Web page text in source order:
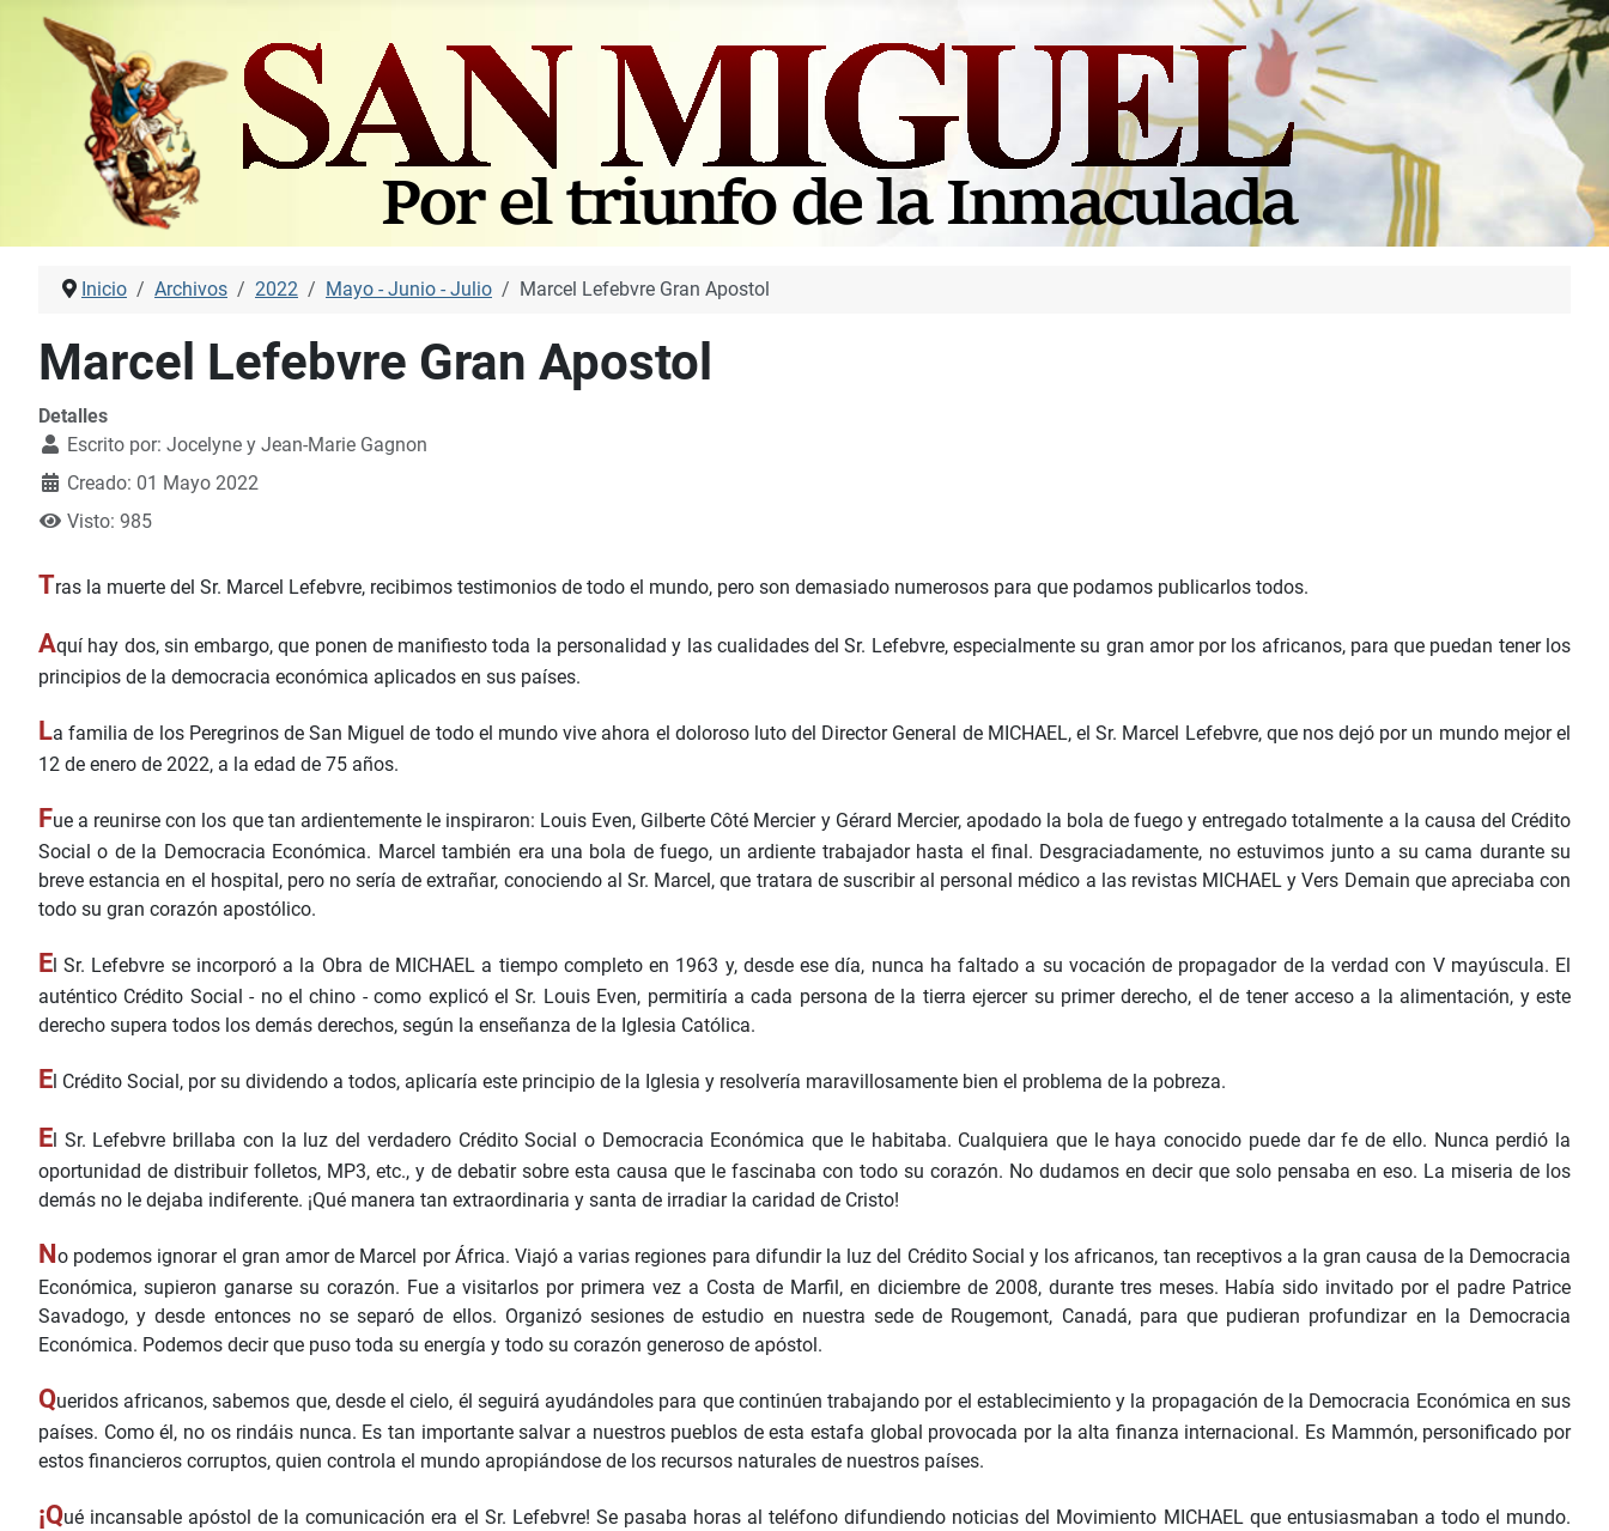
Inicio Archivos 2022 Mayo - Junio - Julio Marcel Lefebvre Gran Apostol
Marcel Lefebvre Gran Apostol
Detalles
Escrito por: Jocelyne y Jean-Marie Gagnon
Creado: 01 Mayo 2022
Visto: 985
Tras la muerte del Sr. Marcel Lefebvre, recibimos testimonios de todo el mundo, pero son demasiado numerosos para que podamos publicarlos todos.
Aquí hay dos, sin embargo, que ponen de manifiesto toda la personalidad y las cualidades del Sr. Lefebvre, especialmente su gran amor por los africanos, para que puedan tener los
principios de la democracia económica aplicados en sus países.
La familia de los Peregrinos de San Miguel de todo el mundo vive ahora el doloroso luto del Director General de MICHAEL, el Sr. Marcel Lefebvre, que nos dejó por un mundo mejor el
12 de enero de 2022, a la edad de 75 años.
Fue a reunirse con los que tan ardientemente le inspiraron: Louis Even, Gilberte Côté Mercier y Gérard Mercier, apodado la bola de fuego y entregado totalmente a la causa del Crédito
Social o de la Democracia Económica. Marcel también era una bola de fuego, un ardiente trabajador hasta el final. Desgraciadamente, no estuvimos junto a su cama durante su
breve estancia en el hospital, pero no sería de extrañar, conociendo al Sr. Marcel, que tratara de suscribir al personal médico a las revistas MICHAEL y Vers Demain que apreciaba con
todo su gran corazón apostólico.
El Sr. Lefebvre se incorporó a la Obra de MICHAEL a tiempo completo en 1963 y, desde ese día, nunca ha faltado a su vocación de propagador de la verdad con V mayúscula. El
auténtico Crédito Social - no el chino - como explicó el Sr. Louis Even, permitiría a cada persona de la tierra ejercer su primer derecho, el de tener acceso a la alimentación, y este
derecho supera todos los demás derechos, según la enseñanza de la Iglesia Católica.
El Crédito Social, por su dividendo a todos, aplicaría este principio de la Iglesia y resolvería maravillosamente bien el problema de la pobreza.
El Sr. Lefebvre brillaba con la luz del verdadero Crédito Social o Democracia Económica que le habitaba. Cualquiera que le haya conocido puede dar fe de ello. Nunca perdió la
oportunidad de distribuir folletos, MP3, etc., y de debatir sobre esta causa que le fascinaba con todo su corazón. No dudamos en decir que solo pensaba en eso. La miseria de los
demás no le dejaba indiferente. ¡Qué manera tan extraordinaria y santa de irradiar la caridad de Cristo!
No podemos ignorar el gran amor de Marcel por África. Viajó a varias regiones para difundir la luz del Crédito Social y los africanos, tan receptivos a la gran causa de la Democracia
Económica, supieron ganarse su corazón. Fue a visitarlos por primera vez a Costa de Marfil, en diciembre de 2008, durante tres meses. Había sido invitado por el padre Patrice
Savadogo, y desde entonces no se separó de ellos. Organizó sesiones de estudio en nuestra sede de Rougemont, Canadá, para que pudieran profundizar en la Democracia
Económica. Podemos decir que puso toda su energía y todo su corazón generoso de apóstol.
Queridos africanos, sabemos que, desde el cielo, él seguirá ayudándoles para que continúen trabajando por el establecimiento y la propagación de la Democracia Económica en sus
países. Como él, no os rindáis nunca. Es tan importante salvar a nuestros pueblos de esta estafa global provocada por la alta finanza internacional. Es Mammón, personificado por
estos financieros corruptos, quien controla el mundo apropiándose de los recursos naturales de nuestros países.
¡Qué incansable apóstol de la comunicación era el Sr. Lefebvre! Se pasaba horas al teléfono difundiendo noticias del Movimiento MICHAEL que entusiasmaban a todo el mundo.